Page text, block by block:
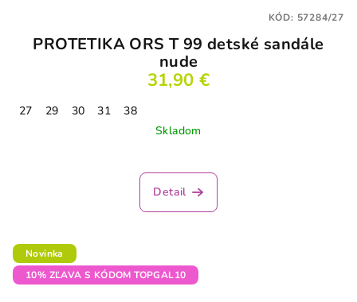
PROTETIKA ORS T 99 detské sandále
nude
31,90 €
27 29 30 31
38
Skladom
Detail
KÓD: 57284/27
Novinka
10% ZĽAVA S KÓDOM TOPGAL10